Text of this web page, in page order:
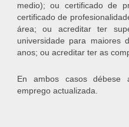
medio); ou certificado de
certificado de
área; ou acreditar ter
universidade para
anos; ou acreditar ter as
En ambos casos débese
emprego actualizada.